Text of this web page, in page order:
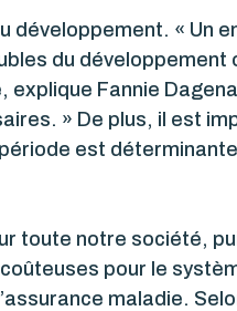
« Un
du développement
Fannie
» De plus, il est
est
toute notre société,
pour le
maladie.